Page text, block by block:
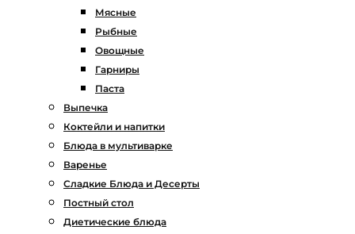
Мясные
Рыбные
Овощные
Гарниры
Паста
Выпечка
Коктейли и напитки
Блюда в мультиварке
Варенье
Сладкие Блюда и Десерты
Постный стол
Диетические блюда